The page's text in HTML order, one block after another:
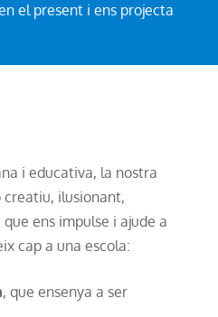
el present i ens projecta
i educativa, la nostra
creatiu, ilusionant,
ens impulse i ajude a
cap a una escola:
, que ensenya a ser